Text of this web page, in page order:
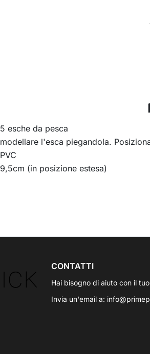
5 esche da pesca
modellare l'esca piegandola.
PVC
9,5cm (in posizione estesa)
CONTATTI
Hai bisogno di aiuto con il
Invia un'email a: